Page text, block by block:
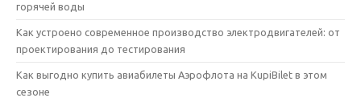
горячей воды
Как устроено современное производство электродвигателей: от
проектирования до тестирования
Как выгодно купить авиабилеты Аэрофлота на KupiBilet в этом
сезоне